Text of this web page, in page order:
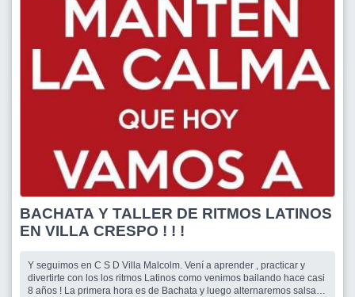
BACHATA Y TALLER DE RITMOS LATINOS
EN VILLA CRESPO ! ! !
Y seguimos en C S D Villa Malcolm. Vení a aprender , practicar y
divertirte con los los ritmos Latinos como venimos bailando hace casi
8 años ! La primera hora es de Bachata y luego alternaremos salsa ,